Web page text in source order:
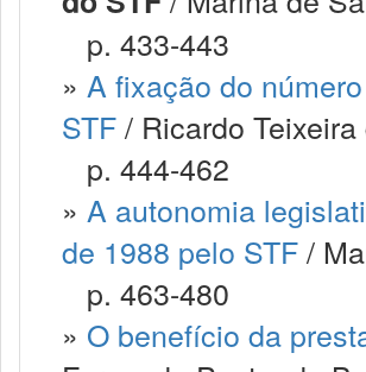
p. 433-443
» A fixação do
STF/ Ricardo
p. 444-462
» A autonomia
de 1988 pelo STF/
p. 463-480
» O benefício da